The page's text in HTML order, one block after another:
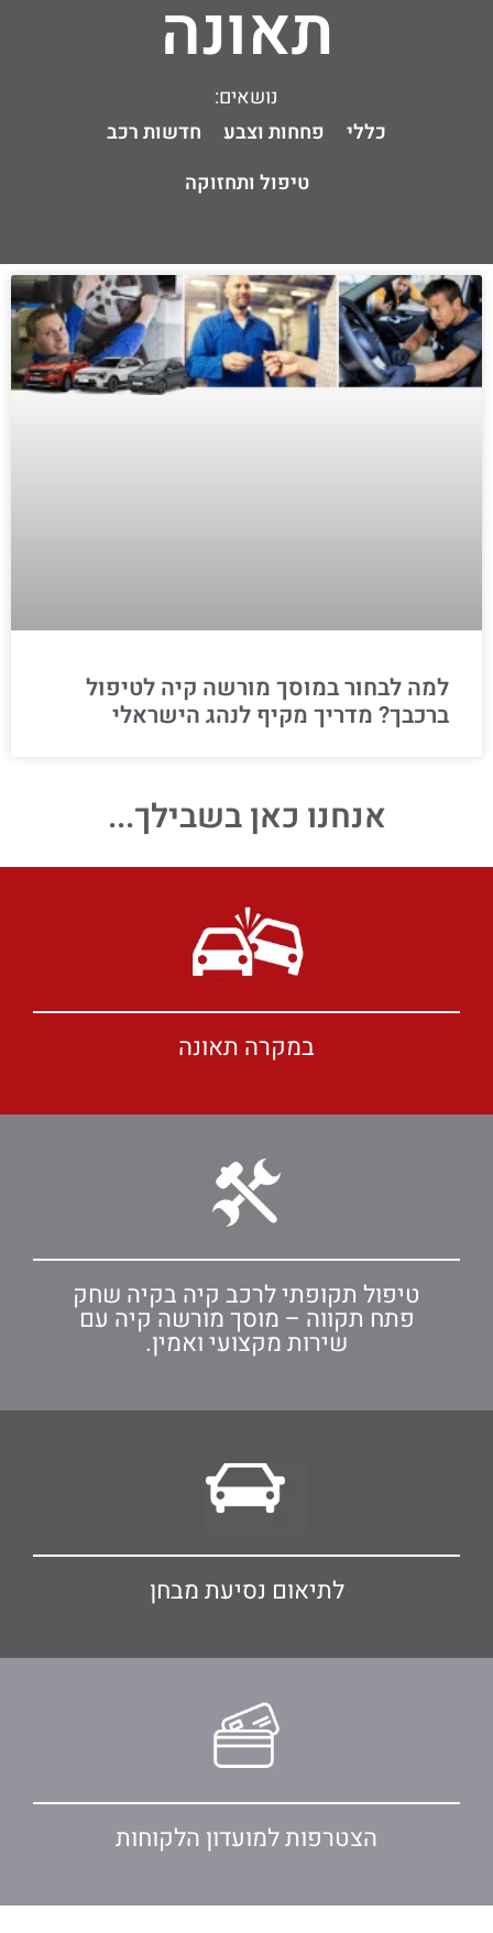
תאונה
נושאים:
כללי
פחחות וצבע
חדשות רכב
טיפול ותחזוקה
למה לבחור במוסך מורשה קיה לטיפול
ברכבך? מדריך מקיף לנהג הישראלי
אנחנו כאן בשבילך...
במקרה תאונה
טיפול תקופתי לרכב קיה בקיה שחק
פתח תקווה – מוסך מורשה קיה עם
שירות מקצועי ואמין.
לתיאום נסיעת מבחן
הצטרפות למועדון הלקוחות